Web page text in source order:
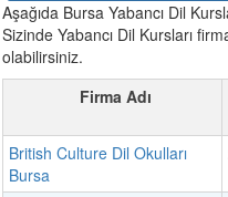
Aşağıda Bursa Yabancı Dil
Sizinde Yabancı Dil Kursları
olabilirsiniz.
Firma Adı
British Culture Dil Okulları
Bursa